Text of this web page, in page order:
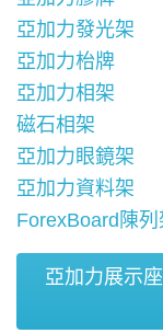
亞加力發光架
亞加力枱牌
亞加力相架
磁石相架
亞加力眼鏡架
亞加力資料架
ForexBoard陳列
亞加力展示